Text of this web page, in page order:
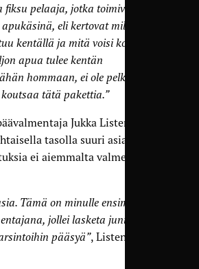
pelaaja, jotka toimivat
eli kertovat miltä
kentällä ja mitä voisi koittaa
apua tulee kentän
hommaan, ei ole pelkkä
tätä pakettia.”
Jukka Listenmaalle
tasolla suuri asia, sillä
ei aiemmalta valmentajan
Tämä on minulle ensimmäinen
jollei lasketa junioreissa
pääsyä”, Listenmaa